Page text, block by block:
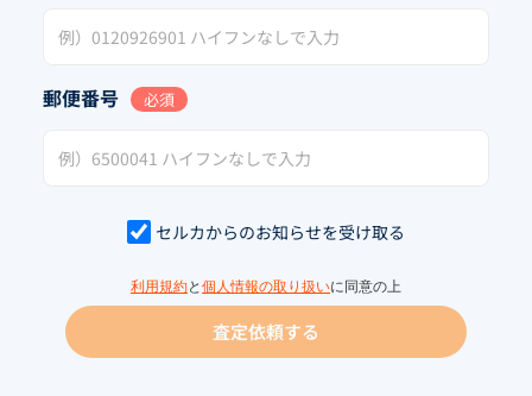
郵便番号 必須
セルカからのお知らせを受け取る
利用規約と 個人情報の取り扱いに同意の上
査定依頼する